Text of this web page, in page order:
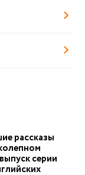
рассказы
серии